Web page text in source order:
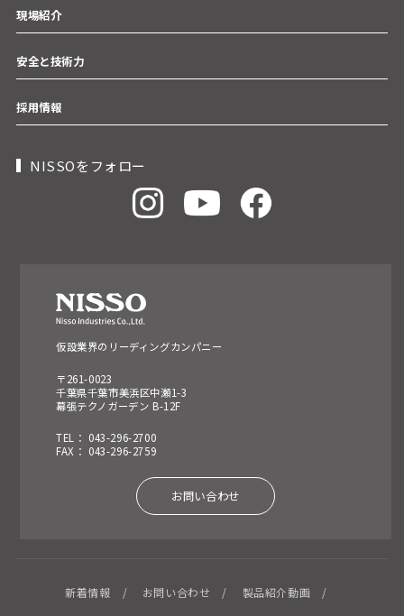
現場紹介
安全と技術力
採用情報
NISSOをフォロー
仮設業界のリーディングカンパニー
〒261-0023
千葉県千葉市美浜区中瀬1-3
幕張テクノガーデン B-12F
TEL： 043-296-2700
FAX： 043-296-2759
お問い合わせ
新着情報 お問い合わせ 製品紹介動画